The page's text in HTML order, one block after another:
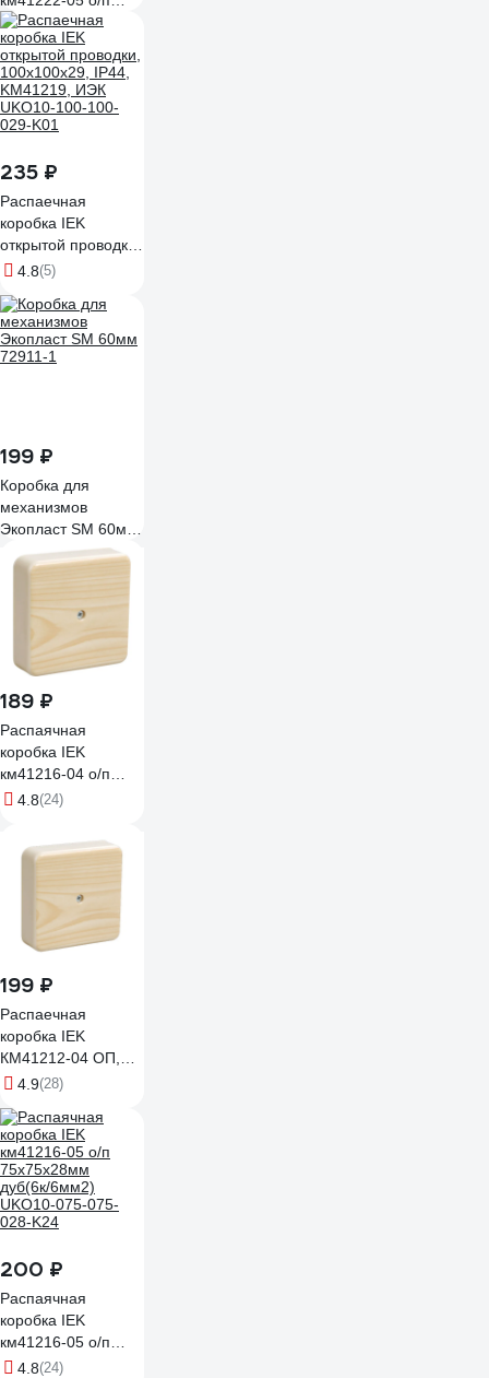
100x100x44мм
дуб(6к/6мм2)
UKO10-100-100-
044-K24
235 ₽
Распаечная
коробка IEK
открытой проводки,
100x100x29, IP44,
UKO10-100-100-
029-K01
4.8(5)
199 ₽
Коробка для
механизмов
Экопласт SM 60мм
72911-1
189 ₽
Распаячная
коробка IEK
км41216-04 о/п
75x75x28мм
UKO10-075-075-
028-K34
4.8(24)
199 ₽
Распаечная
коробка IEK
КМ41212-04 ОП,
75x75x20, IP20,
075-075-020-K34
4.9(28)
200 ₽
Распаячная
коробка IEK
км41216-05 о/п
75x75x28мм
4.8(24)